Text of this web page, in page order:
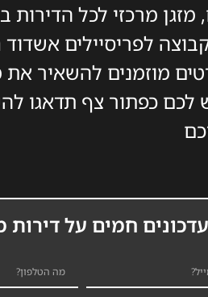
מרכזי לכל הדירות
לפריסיילים
מוזמנים להשאיר את
כפתור צף תדאגו
חמים על